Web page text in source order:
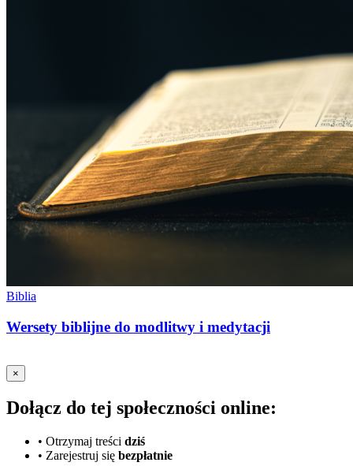
Biblia
Wersety biblijne do modlitwy i medytacji
×
Dołącz do tej społeczności online:
• Otrzymaj treści dziś
• Zarejestruj się bezpłatnie